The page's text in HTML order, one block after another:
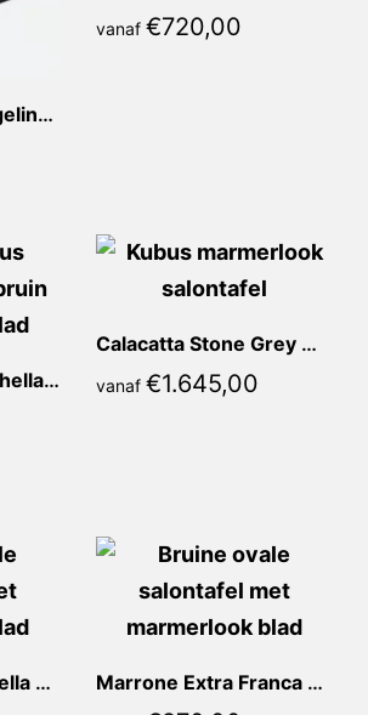
Marrone Extra Angelina Recht
vanaf €720,00
Marrone Extra Michella Recht
Calacatta Stone Grey Michella Recht
vanaf €1.645,00
Marrone Extra Sorella Ovaal Marrone Extra Franca Ovaal